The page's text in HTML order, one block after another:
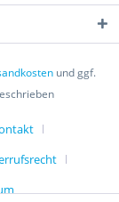
und ggf.